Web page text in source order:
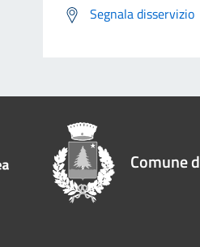
Segnala disservizio
Comune